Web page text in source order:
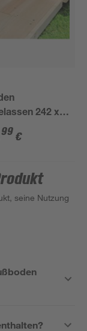
242 x
99 €
seine Nutzung